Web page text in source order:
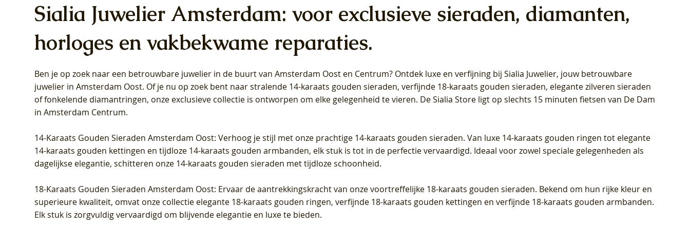
Blush Lab Diamonds Oorhangers
LG9006Y/S - Geelgoud (14k) met Lab
grown Diamant
Blush Lab Diamonds Oorhangers
LG9007Y/S - Geelgoud (14k) met Lab
grown Diamant
Blush Lab Diamonds Ring LG1028Y -
Geelgoud (14k) met Lab grown
Diamant
Blush Lab Diamonds Collier LG3014Y
- Geelgoud (14k) met Lab grown
Diamant
Blush Lab Diamonds Collier LG3019Y
– Geelgoud (14k) met Lab grown
Diamant
Blush Lab Diamonds Ring LG1042Y –
Geelgoud (14k) met Lab grown
Diamant
Blush Lab Diamonds Oorknoppen
LG7027Y - Geelgoud (14k) met Lab
grown Diamant
Blush Lab Diamonds Ring LG1029Y -
Geelgoud (14k) met Lab grown
Diamant
Blush Lab Diamonds Ring LG1031Y -
Geelgoud (14k) met Lab grown
Diamant
Blush Lab Diamonds Ring LG1044Y –
Geelgoud (14k) met Lab grown
Diamant
Blush Lab Diamonds Oorknoppen
LG7026Y - Geelgoud (14k) met Lab
grown Diamant
Blush Lab Diamonds Oorknoppen
LG7033Y – Geelgoud (14k) met Lab
grown Diamant
Sialia Juwelier Amsterdam: voor exclusieve sieraden, diamanten,
horloges en vakbekwame reparaties.
Ben je op zoek naar een betrouwbare juwelier in de buurt van Amsterdam Oost en Centrum? Ontdek luxe en verfijning bij Sialia Juwelier, jouw betrouwbare
juwelier in Amsterdam Oost. Of je nu op zoek bent naar stralende 14-karaats gouden sieraden, verfijnde 18-karaats gouden sieraden, elegante zilveren sieraden
of fonkelende diamantringen, onze exclusieve collectie is ontworpen om elke gelegenheid te vieren. De Sialia Store ligt op slechts 15 minuten fietsen van De Dam
in Amsterdam Centrum.
14-Karaats Gouden Sieraden Amsterdam Oost: Verhoog je stijl met onze prachtige 14-karaats gouden sieraden. Van luxe 14-karaats gouden ringen tot elegante
14-karaats gouden kettingen en tijdloze 14-karaats gouden armbanden, elk stuk is tot in de perfectie vervaardigd. Ideaal voor zowel speciale gelegenheden als
dagelijkse elegantie, schitteren onze 14-karaats gouden sieraden met tijdloze schoonheid.
18-Karaats Gouden Sieraden Amsterdam Oost: Ervaar de aantrekkingskracht van onze voortreffelijke 18-karaats gouden sieraden. Bekend om hun rijke kleur en
superieure kwaliteit, omvat onze collectie elegante 18-karaats gouden ringen, verfijnde 18-karaats gouden kettingen en verfijnde 18-karaats gouden armbanden.
Elk stuk is zorgvuldig vervaardigd om blijvende elegantie en luxe te bieden.